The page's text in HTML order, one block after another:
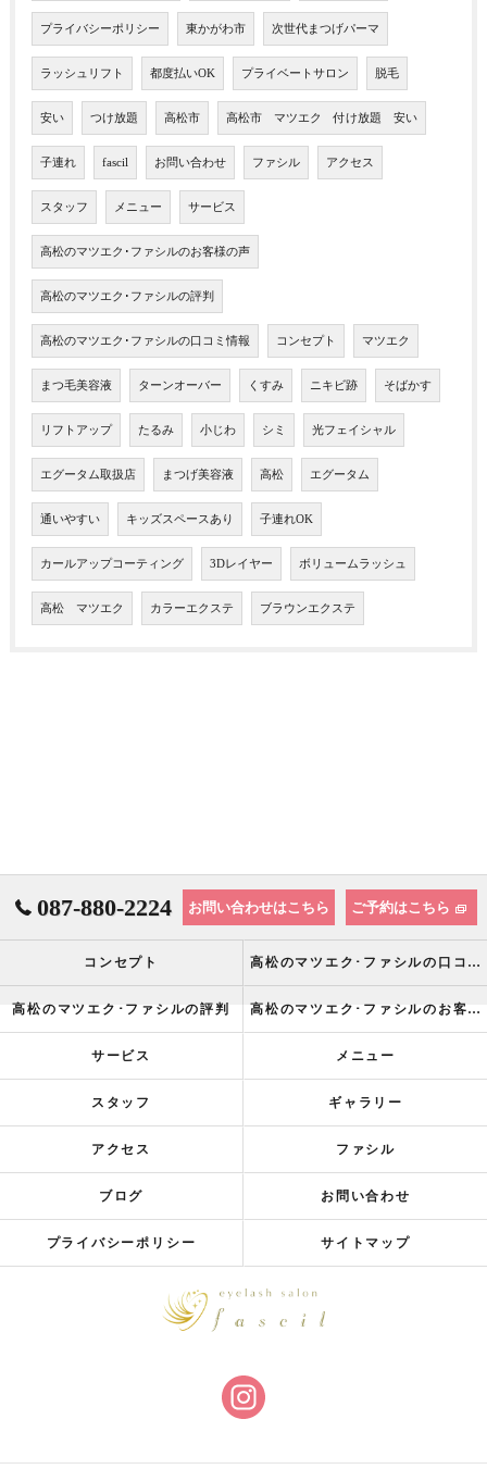
プライバシーポリシー 東かがわ市 次世代まつげパーマ
ラッシュリフト 都度払いOK プライベートサロン 脱毛
安い つけ放題 高松市 高松市 マツエク 付け放題 安い
子連れ fascil お問い合わせ ファシル アクセス
スタッフ メニュー サービス
高松のマツエク･ファシルのお客様の声
高松のマツエク･ファシルの評判
高松のマツエク･ファシルの口コミ情報 コンセプト マツエク
まつ毛美容液 ターンオーバー くすみ ニキビ跡 そばかす
リフトアップ たるみ 小じわ シミ 光フェイシャル
エグータム取扱店 まつげ美容液 高松 エグータム
通いやすい キッズスペースあり 子連れOK
カールアップコーティング 3Dレイヤー ボリュームラッシュ
高松 マツエク カラーエクステ ブラウンエクステ
087-880-2224 お問い合わせはこちら ご予約はこちら
コンセプト 高松のマツエク･ファシルの口コミ情報
高松のマツエク･ファシルの評判 高松のマツエク･ファシルのお客様の声
サービス メニュー
スタッフ ギャラリー
アクセス ファシル
ブログ お問い合わせ
プライバシーポリシー サイトマップ